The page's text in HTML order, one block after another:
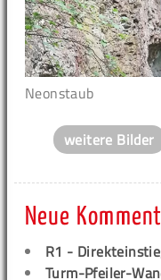
Neonstaub
weitere Bilder
Neue
R1 -
Turm-Pfeiler-